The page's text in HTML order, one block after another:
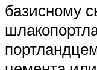
базисному